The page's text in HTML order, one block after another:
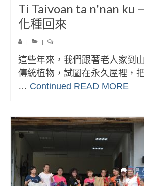
Ti Taivoan ta n'nan ku
化種回來
| |
這些年來，我們跟著老人家到
傳統植物，試圖在永久屋裡，
… Continued READ MORE